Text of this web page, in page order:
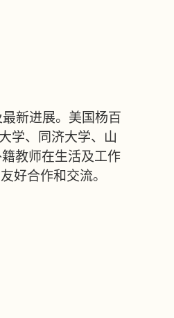
新进展。美国杨百
学、同济大学、山
教师在生活及工作
好合作和交流。